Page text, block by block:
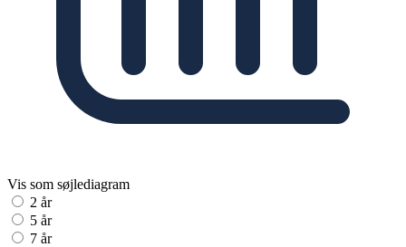
Vis som søjlediagram
2 år
5 år
7 år